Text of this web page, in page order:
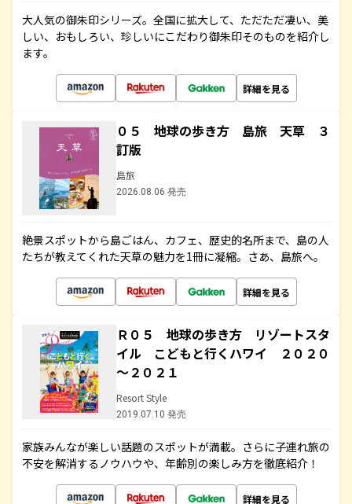
大人気の御朱印シリーズ。全国に拡大して、ただただ凄い、美
しい、おもしろい、珍しいにこだわり御朱印そのものを紹介し
ます。
詳細を見る
０５ 地球の歩き方 島旅 天草 ３
訂版
島旅
2026.08.06 発売
絶景スポットから島ごはん、カフェ、歴史的名所まで、島の人
たちが教えてくれた天草の魅力を1冊に凝縮。さあ、島旅へ。
詳細を見る
Ｒ０５ 地球の歩き方 リゾートスタ
イル こどもと行くハワイ ２０２０
～２０２１
Resort Style
2019.07.10 発売
家族みんなが楽しい話題のスポットが満載。さらに子連れ旅の
不安を解消するノウハウや、年齢別の楽しみ方を徹底紹介！
詳細を見る